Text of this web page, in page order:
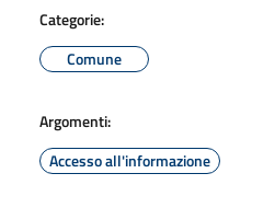
Categorie:
Comune
Argomenti:
Accesso all'informazione